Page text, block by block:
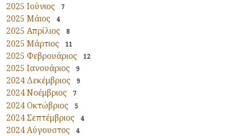
2025 Ιούνιος 7
2025 Μάιος 4
2025 Απρίλιος 8
2025 Μάρτιος 11
2025 Φεβρουάριος 12
2025 Ιανουάριος 9
2024 Δεκέμβριος 9
2024 Νοέμβριος 7
2024 Οκτώβριος 5
2024 Σεπτέμβριος 4
2024 Αύγουστος 4